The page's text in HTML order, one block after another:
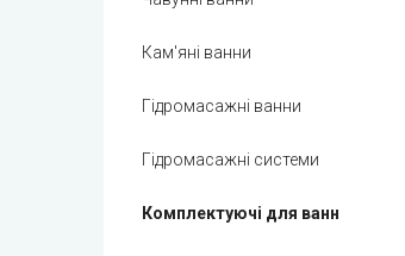
Кам'яні ванни
Гідромасажні ванни
Гідромасажні системи
Комплектуючі для ванн